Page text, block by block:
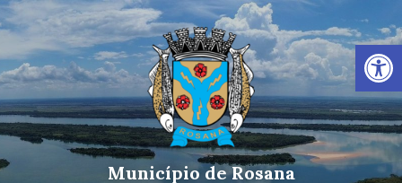
Barra de Ferramentas Aberta
Ir
para
conteúdo
Pular
para
navegação
principal
Pular
para
rodapé
Município de Rosana